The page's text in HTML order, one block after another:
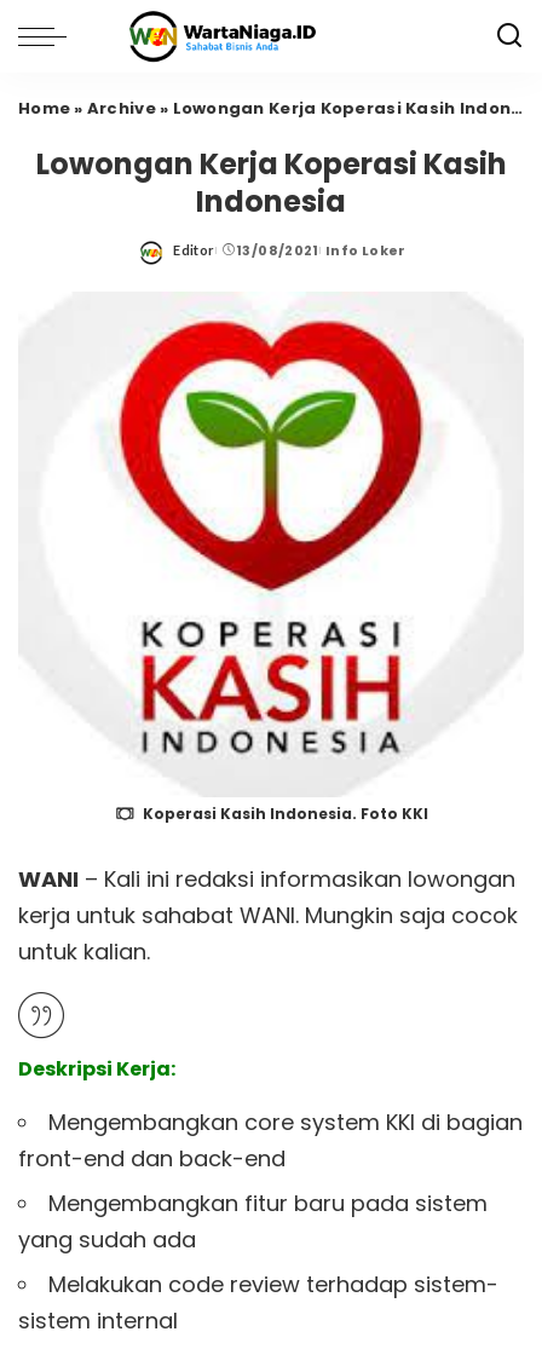
Home » Archive» Lowongan Kerja Koperasi Kasih Indonesia
Lowongan Kerja Koperasi Kasih
Indonesia
Posted
Editor 13/08/2021 Info Loker
Koperasi Kasih Indonesia. Foto KKI
WANI – Kali ini redaksi informasikan lowongan
kerja untuk sahabat WANI. Mungkin saja cocok
untuk kalian.
Deskripsi Kerja:
Mengembangkan core system KKI di bagian
front-end dan back-end
Mengembangkan fitur baru pada sistem
yang sudah ada
Melakukan code review terhadap sistem-
sistem internal